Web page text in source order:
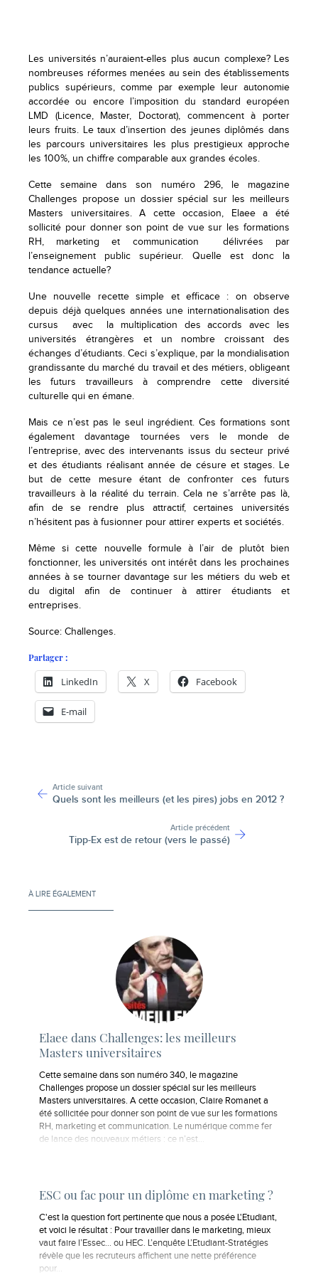
Les universités n’auraient-elles plus aucun complexe? Les
nombreuses réformes menées au sein des établissements
publics supérieurs, comme par exemple leur autonomie
accordée ou encore l’imposition du standard européen
LMD (Licence, Master, Doctorat), commencent à porter
leurs fruits. Le taux d’insertion des jeunes diplômés dans
les parcours universitaires les plus prestigieux approche
les 100%, un chiffre comparable aux grandes écoles.
Cette semaine dans son numéro 296, le magazine
Challenges propose un dossier spécial sur les meilleurs
Masters universitaires. A cette occasion, Elaee a été
sollicité pour donner son point de vue sur les formations
RH, marketing et communication délivrées par
l’enseignement public supérieur. Quelle est donc la
tendance actuelle?
Une nouvelle recette simple et efficace : on observe
depuis déjà quelques années une internationalisation des
cursus avec la multiplication des accords avec les
universités étrangères et un nombre croissant des
échanges d’étudiants. Ceci s’explique, par la mondialisation
grandissante du marché du travail et des métiers, obligeant
les futurs travailleurs à comprendre cette diversité
culturelle qui en émane.
Mais ce n’est pas le seul ingrédient. Ces formations sont
également davantage tournées vers le monde de
l’entreprise, avec des intervenants issus du secteur privé
et des étudiants réalisant année de césure et stages. Le
but de cette mesure étant de confronter ces futurs
travailleurs à la réalité du terrain. Cela ne s’arrête pas là,
afin de se rendre plus attractif, certaines universités
n’hésitent pas à fusionner pour attirer experts et sociétés.
Même si cette nouvelle formule à l’air de plutôt bien
fonctionner, les universités ont intérêt dans les prochaines
années à se tourner davantage sur les métiers du web et
du digital afin de continuer à attirer étudiants et
entreprises.
Source: Challenges.
Partager :
LinkedIn X Facebook
E-mail
Article suivant
Quels sont les meilleurs (et les pires) jobs en 2012 ?
Article précédent
Tipp-Ex est de retour (vers le passé)
À LIRE ÉGALEMENT
Elaee dans Challenges: les meilleurs
Masters universitaires
Cette semaine dans son numéro 340, le magazine
Challenges propose un dossier spécial sur les meilleurs
Masters universitaires. A cette occasion, Claire Romanet a
été sollicitée pour donner son point de vue sur les formations
RH, marketing et communication. Le numérique comme fer
de lance des nouveaux métiers : ce n’est…
ESC ou fac pour un diplôme en marketing ?
C'est la question fort pertinente que nous a posée L'Etudiant,
et voici le résultat : Pour travailler dans le marketing, mieux
vaut faire l’Essec… ou HEC. L’enquête L’Etudiant-Stratégies
révèle que les recruteurs affichent une nette préférence
pour...